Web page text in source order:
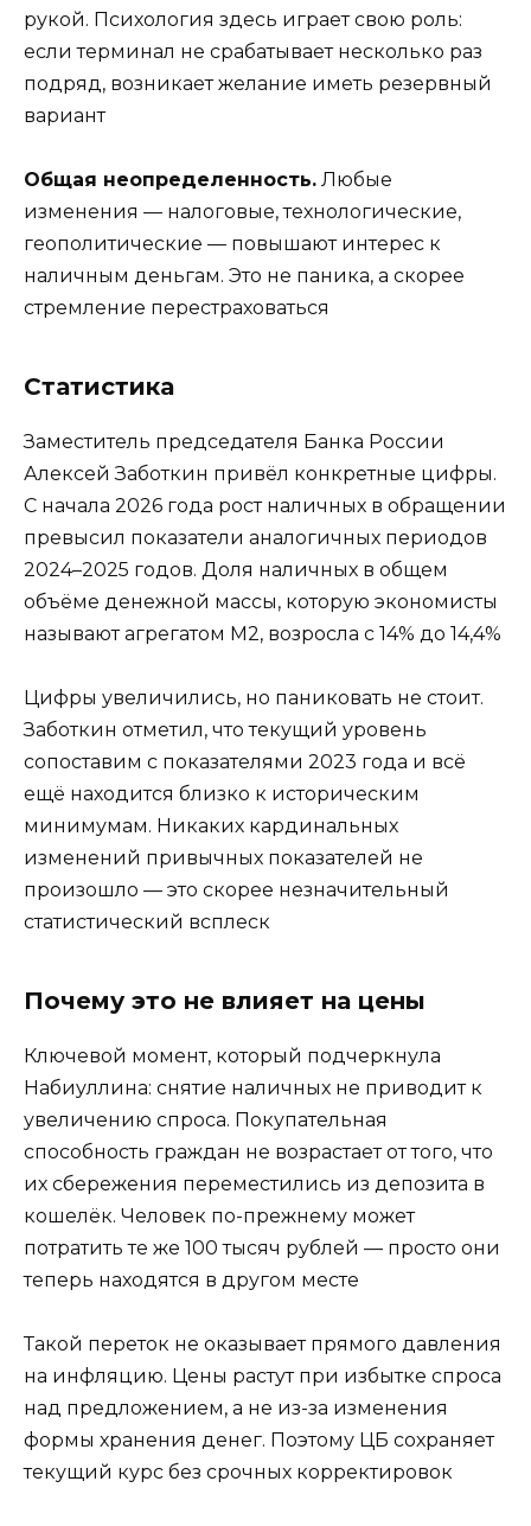
рукой. Психология здесь играет свою роль:
если терминал не срабатывает несколько раз
подряд, возникает желание иметь резервный
вариант
Общая неопределенность. Любые
изменения — налоговые, технологические,
геополитические — повышают интерес к
наличным деньгам. Это не паника, а скорее
стремление перестраховаться
Статистика
Заместитель председателя Банка России
Алексей Заботкин привёл конкретные цифры.
С начала 2026 года рост наличных в обращении
превысил показатели аналогичных периодов
2024–2025 годов. Доля наличных в общем
объёме денежной массы, которую экономисты
называют агрегатом М2, возросла с 14% до 14,4%
Цифры увеличились, но паниковать не стоит.
Заботкин отметил, что текущий уровень
сопоставим с показателями 2023 года и всё
ещё находится близко к историческим
минимумам. Никаких кардинальных
изменений привычных показателей не
произошло — это скорее незначительный
статистический всплеск
Почему это не влияет на цены
Ключевой момент, который подчеркнула
Набиуллина: снятие наличных не приводит к
увеличению спроса. Покупательная
способность граждан не возрастает от того, что
их сбережения переместились из депозита в
кошелёк. Человек по-прежнему может
потратить те же 100 тысяч рублей — просто они
теперь находятся в другом месте
Такой переток не оказывает прямого давления
на инфляцию. Цены растут при избытке спроса
над предложением, а не из-за изменения
формы хранения денег. Поэтому ЦБ сохраняет
текущий курс без срочных корректировок